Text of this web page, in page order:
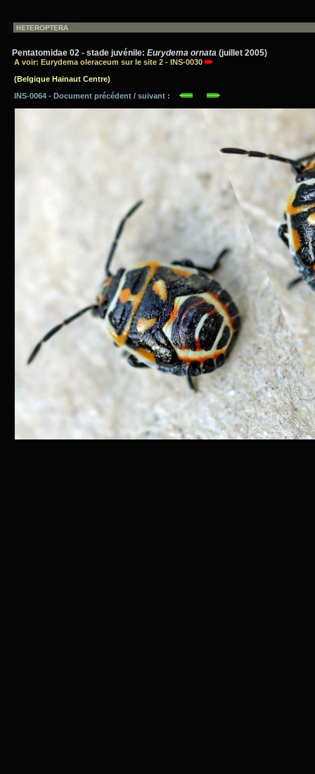
Pentatomidae 02 - stade juvénile: Eurydema ornata (juillet 2005)
A voir: Eurydema oleraceum sur le site 2 - INS-0030
(Belgique Hainaut Centre)
INS-0064 - Document précédent / suivant :